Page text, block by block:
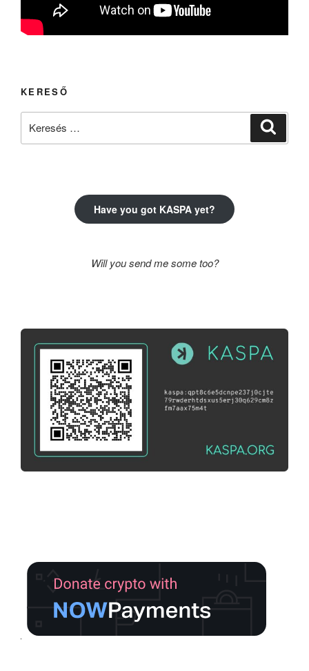
KERESŐ
Have you got KASPA yet?
Will you send me some too?